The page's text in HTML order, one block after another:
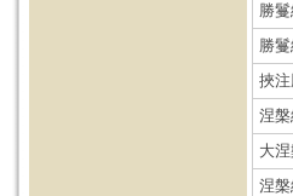
勝
勝
挾
涅
大
涅